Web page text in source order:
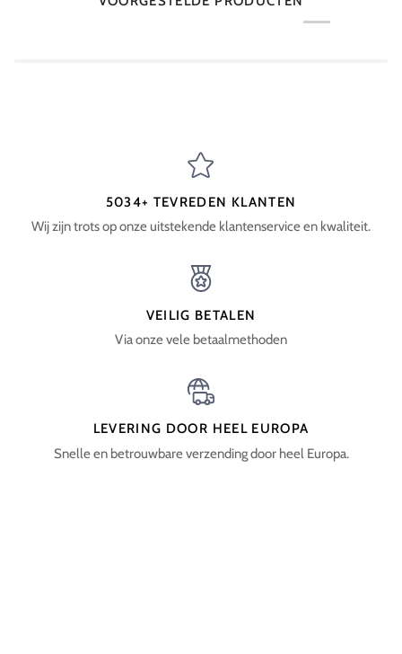
5034+ TEVREDEN KLANTEN
Wij zijn trots op onze uitstekende klantenservice en kwaliteit.
VEILIG BETALEN
Via onze vele betaalmethoden
LEVERING DOOR HEEL EUROPA
Snelle en betrouwbare verzending door heel Europa.